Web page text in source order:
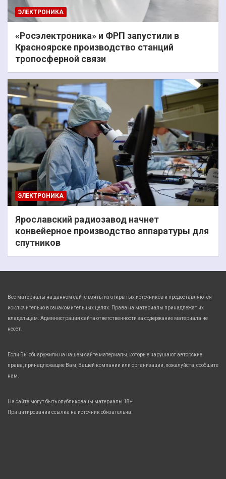
ЭЛЕКТРОНИКА
«Росэлектроника» и ФРП запустили в
Красноярске производство станций
тропосферной связи
ЭЛЕКТРОНИКА
Ярославский радиозавод начнет
конвейерное производство аппаратуры для
спутников
Все материалы на данном сайте взяты из открытых источников и предоставляются
исключительно в ознакомительных целях. Права на материалы принадлежат их
владельцам. Администрация сайта ответственности за содержание материала не
несет.
Если Вы обнаружили на нашем сайте материалы, которые нарушают авторские
права, принадлежащие Вам, Вашей компании или организации, пожалуйста, сообщите
нам.
На сайте могут быть опубликованы материалы 18+!
При цитировании ссылка на источник обязательна.